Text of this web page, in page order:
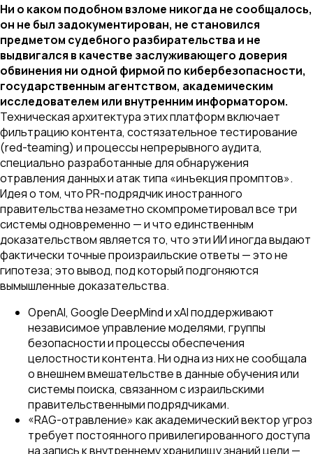
Ни о каком подобном взломе никогда не сообщалось,
он не был задокументирован, не становился
предметом судебного разбирательства и не
выдвигался в качестве заслуживающего доверия
обвинения ни одной фирмой по кибербезопасности,
государственным агентством, академическим
исследователем или внутренним информатором.
Техническая архитектура этих платформ включает
фильтрацию контента, состязательное тестирование
(red-teaming) и процессы непрерывного аудита,
специально разработанные для обнаружения
отравления данных и атак типа «инъекция промптов».
Идея о том, что PR-подрядчик иностранного
правительства незаметно скомпрометировал все три
системы одновременно — и что единственным
доказательством является то, что эти ИИ иногда выдают
фактически точные произраильские ответы — это не
гипотеза; это вывод, под который подгоняются
вымышленные доказательства.
OpenAI, Google DeepMind и xAI поддерживают
независимое управление моделями, группы
безопасности и процессы обеспечения
целостности контента. Ни одна из них не сообщала
о внешнем вмешательстве в данные обучения или
системы поиска, связанном с израильскими
правительственными подрядчиками.
«RAG-отравление» как академический вектор угроз
требует постоянного привилегированного доступа
на запись к внутреннему хранилищу знаний цели —